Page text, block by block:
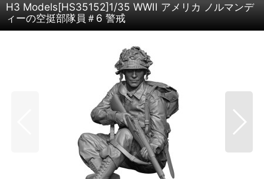
H3 Models[HS35152]1/35 WWII アメリカ ノルマンデ
ィーの空挺部隊員＃6 警戒